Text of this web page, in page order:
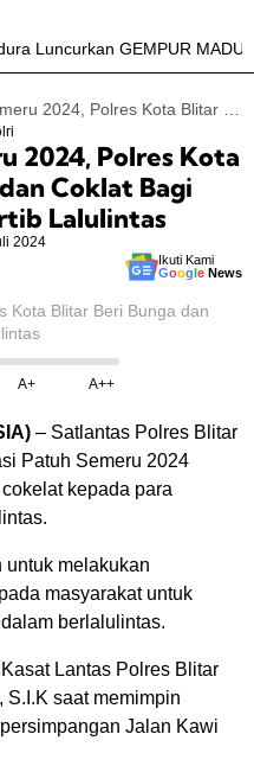
GEMPUR
2024, Polres Kota
Coklat Bagi
Lalulintas
2024
Ikuti Kami
Google News
Kota Blitar Beri Bunga dan
A+ A++
– Satlantas Polres Blitar
Patuh Semeru 2024
kepada para
untuk melakukan
masyarakat untuk
berlalulintas.
Lantas Polres Blitar
S.I.K saat memimpin
Jalan Kawi